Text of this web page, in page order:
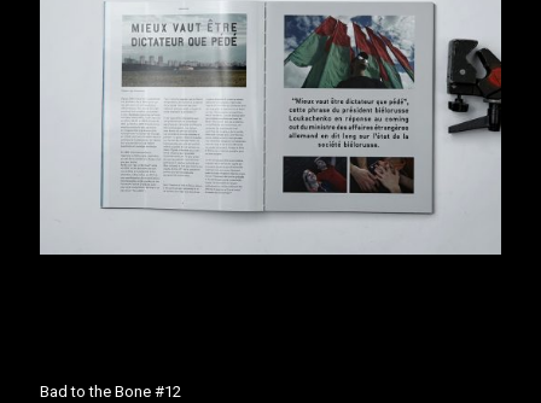
Bad to the Bone #12